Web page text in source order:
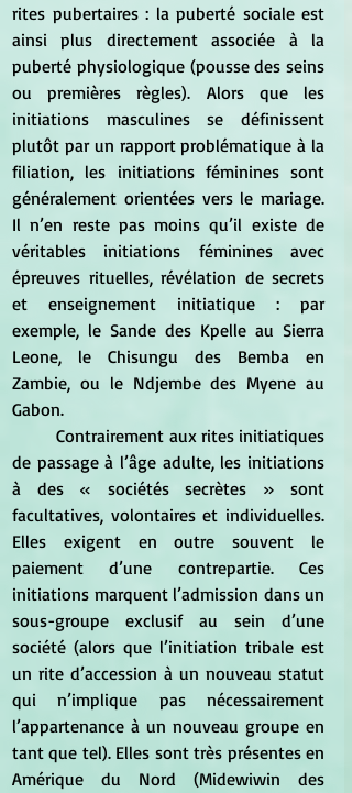
rites pubertaires : la puberté sociale est
ainsi plus directement associée à la
puberté physiologique (pousse des seins
ou premières règles). Alors que les
initiations masculines se définissent
plutôt par un rapport problématique à la
filiation, les initiations féminines sont
généralement orientées vers le mariage.
Il n’en reste pas moins qu’il existe de
véritables initiations féminines avec
épreuves rituelles, révélation de secrets
et enseignement initiatique : par
exemple, le Sande des Kpelle au Sierra
Leone, le Chisungu des Bemba en
Zambie, ou le Ndjembe des Myene au
Gabon.
	Contrairement aux rites initiatiques
de passage à l’âge adulte, les initiations
à des « sociétés secrètes » sont
facultatives, volontaires et individuelles.
Elles exigent en outre souvent le
paiement d’une contrepartie. Ces
initiations marquent l’admission dans un
sous-groupe exclusif au sein d’une
société (alors que l’initiation tribale est
un rite d’accession à un nouveau statut
qui n’implique pas nécessairement
l’appartenance à un nouveau groupe en
tant que tel). Elles sont très présentes en
Amérique du Nord (Midewiwin des